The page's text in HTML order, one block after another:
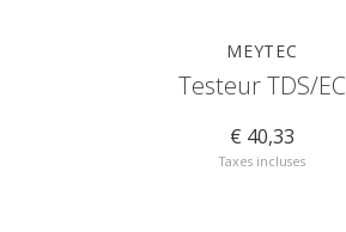
MEYTEC
Testeur TDS/EC
€ 40,33
Taxes incluses